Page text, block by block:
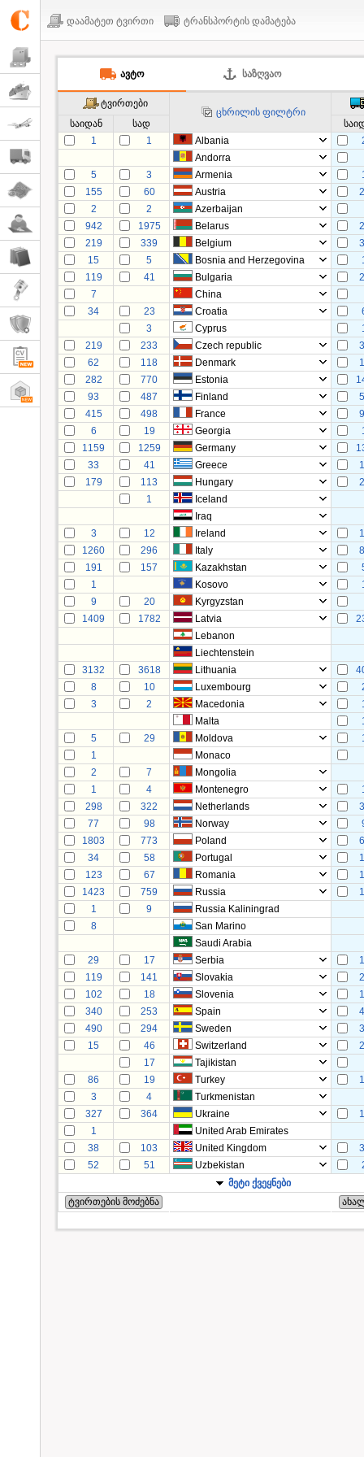
დაამატეთ ტვირთი ტრანსპორტის დამატება
ᲐᲕᲢᲝ ᲡᲐᲖᲦᲕᲐᲝ
ტვირთები
ცხრილის ფილტრი
საიდან
სად
1
1 Albania
Andorra
5
3 Armenia
155
60 Austria
2
2
Azerbaijan
942
1975 Belarus
219
339 Belgium
15
5 Bosnia and Herzegovina
119
41 Bulgaria
7
China
34
23 Croatia
3
Cyprus
219
233 Czech republic
62
118 Denmark
282
770 Estonia
93
487 Finland
415
498 France
6
19 Georgia
1159
1259 Germany
33
41 Greece
179
113 Hungary
1
Iceland
Iraq
3
12 Ireland
1260
296 Italy
191
157 Kazakhstan
1
Kosovo
9
20
Kyrgyzstan
1409
1782 Latvia
Lebanon
Liechtenstein
3132
3618 Lithuania
8
10 Luxembourg
3
2 Macedonia
Malta
5
29 Moldova
1
Monaco
2
7
Mongolia
1
4 Montenegro
298
322 Netherlands
77
98 Norway
1803
773 Poland
34
58 Portugal
123
67 Romania
1423
759 Russia
1
9
Russia Kaliningrad
8
San Marino
Saudi Arabia
29
17 Serbia
119
141 Slovakia
102
18 Slovenia
340
253 Spain
490
294 Sweden
15
46 Switzerland
17
Tajikistan
86
19 Turkey
3
4
Turkmenistan
327
364 Ukraine
1
United Arab Emirates
38
103 United Kingdom
52
51 Uzbekistan
მეტი ქვეყნები